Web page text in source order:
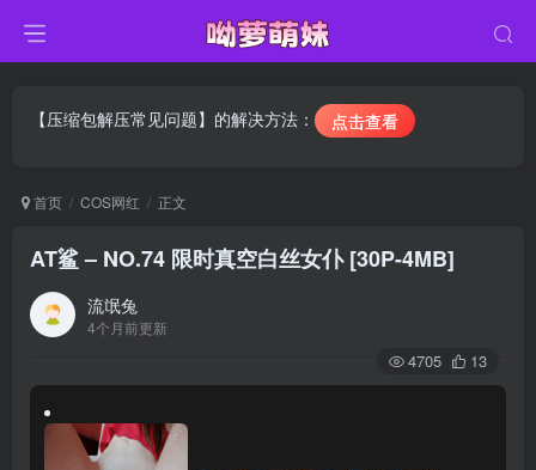
【压缩包解压常见问题】的解决方法： 点击查看
首页 COS网红 正文
AT鲨 – NO.74 限时真空白丝女仆 [30P-4MB]
流氓兔
4个月前更新
4705 13